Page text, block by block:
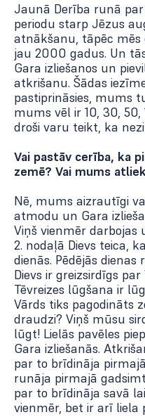
Jaunā Derība runā
periodu starp Jēzus
atnākšanu, tāpēc mēs
jau 2000 gadus. Un
Gara izliešanos un
atkrišanu. Šādas
pastiprināsies, mums
mums vēl ir 10, 30,
droši varu teikt, ka
Vai pastāv cerība, ka
zemē? Vai mums
Nē, mums aizrautīgi
atmodu un Gara
Viņš vienmēr
2. nodaļā Dievs teica,
dienās. Pēdējās
Dievs ir greizsirdīgs
Tēvreizes lūgšana ir
Vārds tiks pagodināts
draudzi? Viņš mūsu
lūgt! Lielās pavēles
Gara izliešanās.
par to brīdināja
runāja pirmajā
par to brīdināja savā
vienmēr, bet ir arī liela